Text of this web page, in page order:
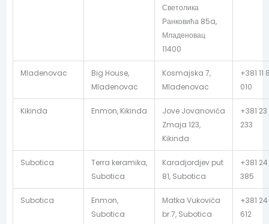
Светолика
Ранковића 85a,
Младеновац
11400
Mladenovac
Big House,
Mladenovac
Kosmajska 7,
Mladenovac
+381 11
010
Kikinda Enmon, Kikinda
Jove Jovanovića
Zmaja 123,
Kikinda
+381 23
233
Subotica
Terra keramika,
Subotica
Karadjordjev put
81, Subotica
+381
385
Subotica
Enmon,
Subotica
Matka Vukovića
br.7, Subotica
+381
612